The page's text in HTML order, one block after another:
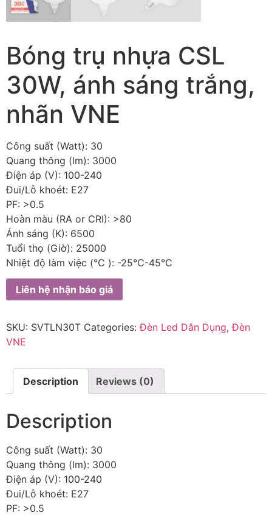
Bóng trụ nhựa CSL
30W, ánh sáng trắng,
nhãn VNE
Công suất (Watt): 30
Quang thông (lm): 3000
Điện áp (V): 100-240
Đui/Lỗ khoét: E27
PF: >0.5
Hoàn màu (RA or CRI): >80
Ánh sáng (K): 6500
Tuổi thọ (Giờ): 25000
Nhiệt độ làm việc (℃ ): -25℃-45℃
Liên hệ nhận báo giá
SKU: SVTLN30T Categories:Đèn Led Dân Dụng,Đèn
VNE
Description Reviews (0)
Description
Công suất (Watt): 30
Quang thông (lm): 3000
Điện áp (V): 100-240
Đui/Lỗ khoét: E27
PF: >0.5